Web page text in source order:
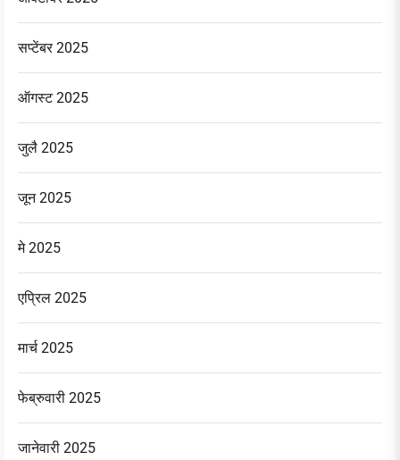
सप्टेंबर 2025
ऑगस्ट 2025
जुलै 2025
जून 2025
मे 2025
एप्रिल 2025
मार्च 2025
फेब्रुवारी 2025
जानेवारी 2025